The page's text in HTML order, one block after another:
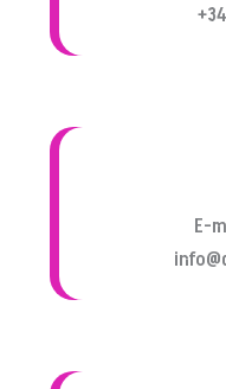
E-